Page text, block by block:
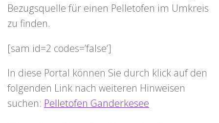
Bezugsquelle für einen Pelletofen im Umkreis
zu finden.
[sam id=2 codes=’false‘]
In diese Portal können Sie durch klick auf den
folgenden Link nach weiteren Hinweisen
suchen: Pelletofen Ganderkesee